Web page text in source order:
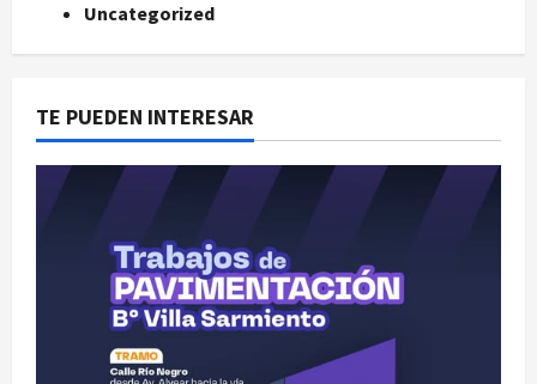
Uncategorized
TE PUEDEN INTERESAR